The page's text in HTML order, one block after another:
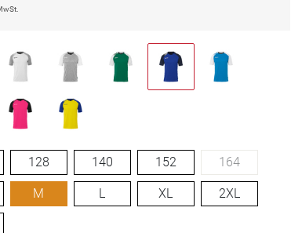
128 140 152 164
M L XL 2XL